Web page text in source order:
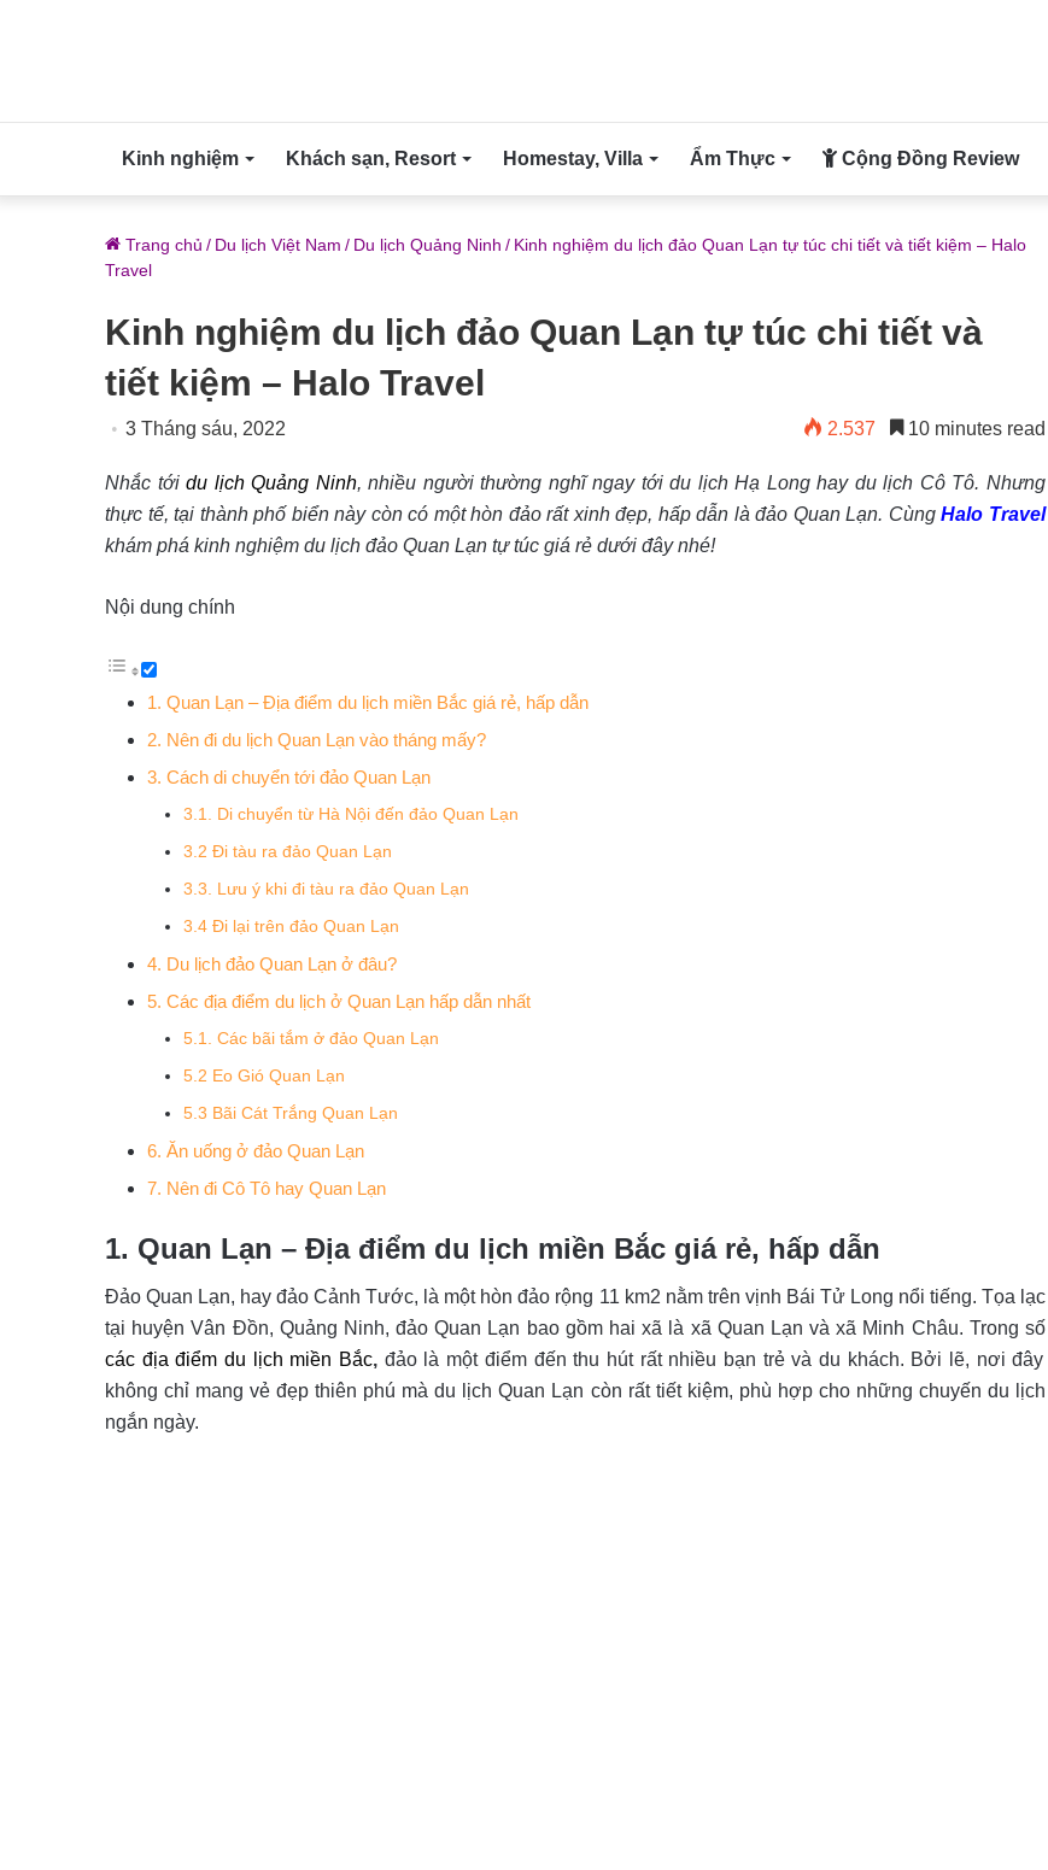
Kinh nghiệm Khách sạn, Resort Homestay, Villa Ẩm Thực Cộng Đồng Review
Trang chủ / Du lịch Việt Nam / Du lịch Quảng Ninh / Kinh nghiệm du lịch đảo Quan Lạn tự túc chi tiết và tiết kiệm – Halo
Travel
Kinh nghiệm du lịch đảo Quan Lạn tự túc chi tiết và
tiết kiệm – Halo Travel
3 Tháng sáu, 2022 2.537 10 minutes read
Nhắc tớidu lịch Quảng Ninh, nhiều người thường nghĩ ngay tới du lịch Hạ Long hay du lịch Cô Tô. Nhưng
thực tế, tại thành phố biển này còn có một hòn đảo rất xinh đẹp, hấp dẫn là đảo Quan Lạn. CùngHalo Travel
khám phá kinh nghiệm du lịch đảo Quan Lạn tự túc giá rẻ dưới đây nhé!
Nội dung chính
1. Quan Lạn – Địa điểm du lịch miền Bắc giá rẻ, hấp dẫn
2. Nên đi du lịch Quan Lạn vào tháng mấy?
3. Cách di chuyển tới đảo Quan Lạn
3.1. Di chuyển từ Hà Nội đến đảo Quan Lạn
3.2 Đi tàu ra đảo Quan Lạn
3.3. Lưu ý khi đi tàu ra đảo Quan Lạn
3.4 Đi lại trên đảo Quan Lạn
4. Du lịch đảo Quan Lạn ở đâu?
5. Các địa điểm du lịch ở Quan Lạn hấp dẫn nhất
5.1. Các bãi tắm ở đảo Quan Lạn
5.2 Eo Gió Quan Lạn
5.3 Bãi Cát Trắng Quan Lạn
6. Ăn uống ở đảo Quan Lạn
7. Nên đi Cô Tô hay Quan Lạn
1. Quan Lạn – Địa điểm du lịch miền Bắc giá rẻ, hấp dẫn
Đảo Quan Lạn, hay đảo Cảnh Tước, là một hòn đảo rộng 11 km2 nằm trên vịnh Bái Tử Long nổi tiếng. Tọa lạc
tại huyện Vân Đồn, Quảng Ninh, đảo Quan Lạn bao gồm hai xã là xã Quan Lạn và xã Minh Châu. Trong số
các địa điểm du lịch miền Bắc, đảo là một điểm đến thu hút rất nhiều bạn trẻ và du khách. Bởi lẽ, nơi đây
không chỉ mang vẻ đẹp thiên phú mà du lịch Quan Lạn còn rất tiết kiệm, phù hợp cho những chuyến du lịch
ngắn ngày.